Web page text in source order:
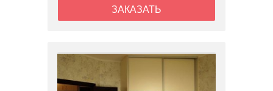
ЗАКАЗАТЬ